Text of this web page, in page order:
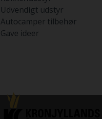
Udvendigt udstyr
Autocamper tilbehør
Gave ideer